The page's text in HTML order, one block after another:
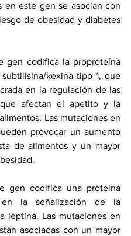
en este gen se asocian con
de obesidad y diabetes
gen codifica la proproteína
subtilisina/kexina tipo 1, que
en la regulación de las
que afectan el apetito y la
Las mutaciones en
provocar un aumento
de alimentos y un mayor
gen codifica una proteína
en la señalización de la
leptina. Las mutaciones en
asociadas con un mayor